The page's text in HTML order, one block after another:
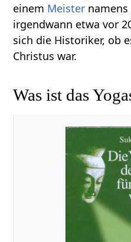
einem Meister namens
irgendwann etwa vor
sich die Historiker, ob
Christus war.
Was ist das